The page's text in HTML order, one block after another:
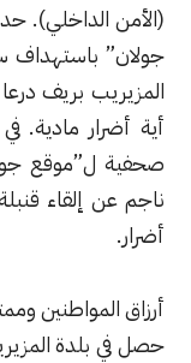
حدث ذلك
سيارة
بريف درعا الغربي.
مادية. في الليلة
جولان”
قنبلة يدوية
وممتلكاتهم
المزيريب